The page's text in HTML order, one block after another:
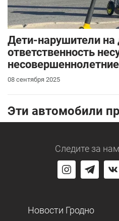
Дети-нарушители на
ответственность
08 сентября 2025
Эти автомобили
Следите за
Новости Гродно